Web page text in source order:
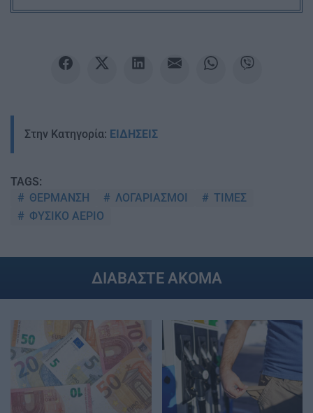
Στην Κατηγορία: ΕΙΔΗΣΕΙΣ
TAGS:
ΘΕΡΜΑΝΣΗ
ΛΟΓΑΡΙΑΣΜΟΙ
ΤΙΜΕΣ
ΦΥΣΙΚΟ ΑΕΡΙΟ
ΔΙΑΒΑΣΤΕ ΑΚΟΜΑ